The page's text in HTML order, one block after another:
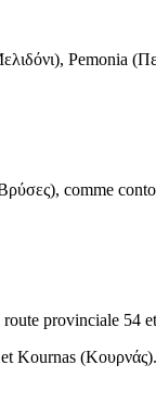
), Pemonia (
), comme
route provinciale 54
Kournas (Κουρνάς).